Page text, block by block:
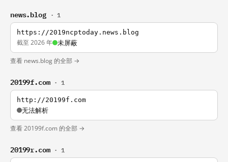
news.blog · 1
https://2019ncptoday.news.blog
截至 2026 年 未屏蔽
查看 news.blog 的全部 →
20199f.com · 1
http://20199f.com
无法解析
查看 20199f.com 的全部 →
20199r.com · 1